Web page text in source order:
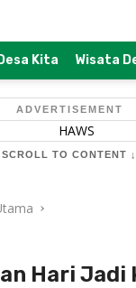
Desa Kita Wisata
ADVERTISEMENT
SCROLL TO CONTENT ↓
Hari Jadi